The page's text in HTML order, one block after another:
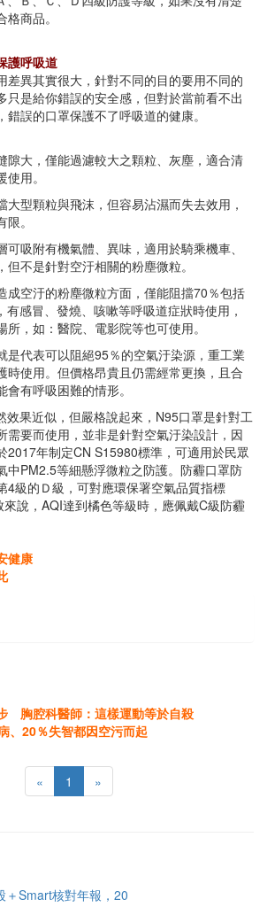
商品。
護呼吸道
差異其實很大，針對不同的目的要用不同的
只是給你錯誤的安全感，但對於當前看不出
誤的口罩保護不了呼吸道的健康。
隙大，僅能過濾較大之顆粒、灰塵，適合清
用。
大型顆粒與飛沫，但容易沾濕而失去效用，
。
可吸附有機氣體、異味，適用於騎乘機車、
不是針對空汙相關的粉塵微粒。
成空汙的粉塵微粒方面，僅能阻擋70％包括
感冒、發燒、咳嗽等呼吸道症狀時使用，
，如：醫院、電影院等也可使用。
是代表可以阻絕95％的空氣汙染源，重工業
時使用。但價格昂貴且仍需經常更換，且合
有呼吸困難的情形。
效果近似，但嚴格說起來，N95口罩是針對工
需要而使用，並非是針對空氣汙染設計，因
2017年制定CN S15980標準，可適用於民眾
中PM2.5等細懸浮微粒之防護。防霾口罩防
4級的Ｄ級，可對應環保署空氣品質指標
來說，AQI達到橘色等級時，應佩戴C級防霾
健康
胸腔科醫師：這樣運動等於自殺
、20％失智都因空污而起
« 1 »
＋Smart核對年報，20